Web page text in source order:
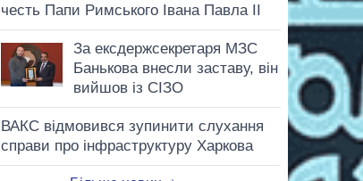
честь Папи Римського Івана Павла II
За ексдержсекретаря МЗС
Банькова внесли заставу, він
вийшов із СІЗО
ВАКС відмовився зупинити слухання
справи про інфраструктуру Харкова